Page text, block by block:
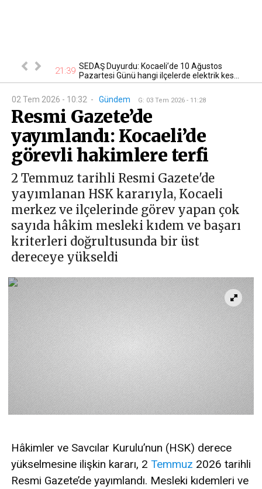
teslim 21:39 SEDAŞ Duyurdu: Kocaeli’de 10 Ağustos
Pazartesi Günü hangi ilçelerde elektrik kes...
02 Tem 2026 - 10:32 - Gündem G: 03 Tem 2026 - 11:28
Resmi Gazete’de
yayımlandı: Kocaeli’de
görevli hakimlere terfi
2 Temmuz tarihli Resmi Gazete'de
yayımlanan HSK kararıyla, Kocaeli
merkez ve ilçelerinde görev yapan çok
sayıda hâkim mesleki kıdem ve başarı
kriterleri doğrultusunda bir üst
dereceye yükseldi
Hâkimler ve Savcılar Kurulu’nun (HSK) derece
yükselmesine ilişkin kararı, 2 Temmuz 2026 tarihli
Resmi Gazete’de yayımlandı. Mesleki kıdemleri ve